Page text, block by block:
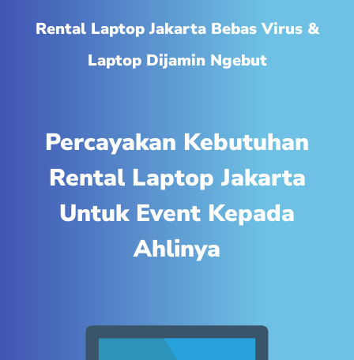
Rental Laptop Jakarta Bebas Virus &
Laptop Dijamin Ngebut
Percayakan Kebutuhan
Rental Laptop Jakarta
Untuk Event Kepada
Ahlinya